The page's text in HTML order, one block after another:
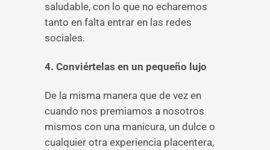
saludable, con lo que no echaremos
tanto en falta entrar en las redes
sociales.
4. Conviértelas en un pequeño lujo
De la misma manera que de vez en
cuando nos premiamos a nosotros
mismos con una manicura, un dulce o
cualquier otra experiencia placentera,